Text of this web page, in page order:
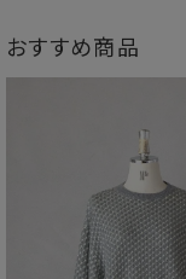
おすすめ商品